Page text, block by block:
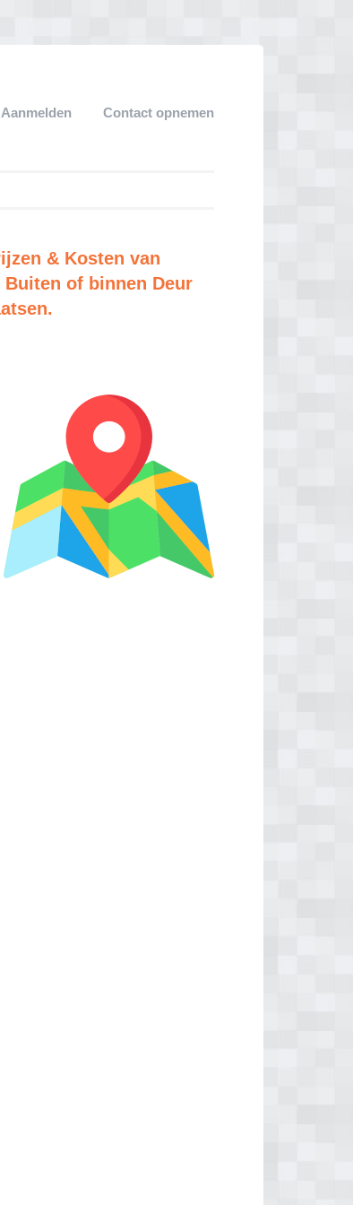
Contact opnemen
& Kosten van
of binnen Deur